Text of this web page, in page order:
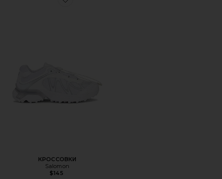
Favorite КРОССОВКИ
КРОССОВКИ
Salomon
$145